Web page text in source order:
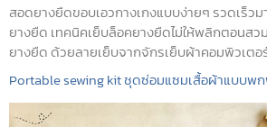
สอดยางยืดขอบเอวกางเกงแบบง่ายๆ รวดเร็ว
ยางยืด เทคนิคเย็บล็อคยางยืดไม่ให้พลิกตอนสว
ยางยืด ด้วยลายเย็บจากจักรเย็บผ้าคอมพิวเตอ
Portable sewing kit ชุดซ่อมแซมเสื้อผ้าแบบพ